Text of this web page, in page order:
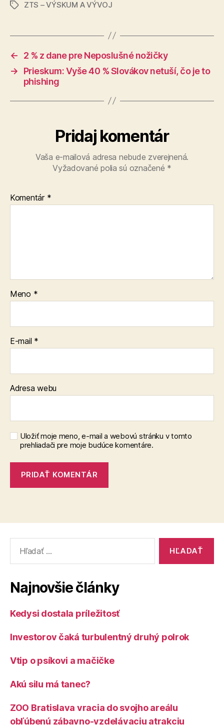
ZnačkyZTS – VÝSKUM A VÝVOJ
←
2 % z dane pre Neposlušné nožičky
→
Prieskum: Vyše 40 % Slovákov netuší, čo je to
phishing
Pridaj komentár
Vaša e-mailová adresa nebude zverejnená.
Vyžadované polia sú označené *
Komentár *
Meno *
E-mail *
Adresa webu
Uložiť moje meno, e-mail a webovú stránku v tomto
prehliadači pre moje budúce komentáre.
Najnovšie články
Kedysi dostala príležitosť
Investorov čaká turbulentný druhý polrok
Vtip o psíkovi a mačičke
Akú silu má tanec?
ZOO Bratislava vracia do svojho areálu
obľúbenú zábavno-vzdelávaciu atrakciu